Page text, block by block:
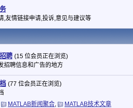
,友情链接申请,投诉,意见与建议等
聘 (15 位会员正在浏览)
招聘信息和广告的地方
(77 位会员正在浏览)
MATLAB新闻聚合, MATLAB技术文章